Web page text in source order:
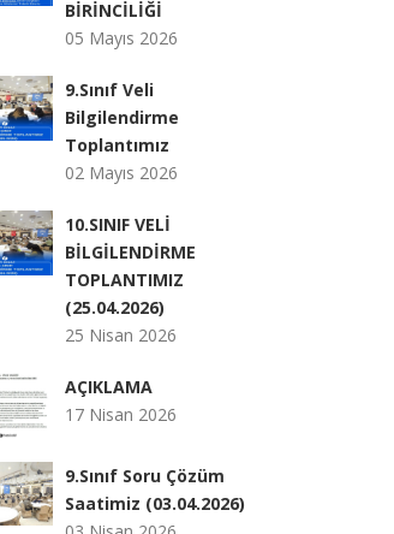
BİRİNCİLİĞİ
05 Mayıs 2026
9.Sınıf Veli
Bilgilendirme
Toplantımız
02 Mayıs 2026
10.SINIF VELİ
BİLGİLENDİRME
TOPLANTIMIZ
(25.04.2026)
25 Nisan 2026
AÇIKLAMA
17 Nisan 2026
9.Sınıf Soru Çözüm
Saatimiz (03.04.2026)